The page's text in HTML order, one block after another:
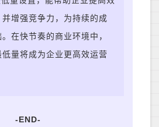
增强竞争力，为持续的成
在快节奏的商业环境中，
量将成为企业更高效运营
-END-